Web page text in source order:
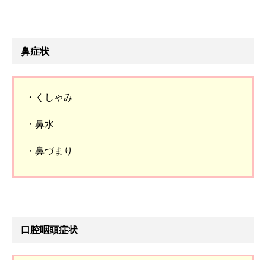
鼻症状
・くしゃみ
・鼻水
・鼻づまり
口腔咽頭症状